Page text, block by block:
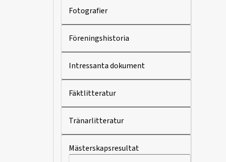
Fotografier
Föreningshistoria
Intressanta dokument
Fäktlitteratur
Tränarlitteratur
Mästerskapsresultat